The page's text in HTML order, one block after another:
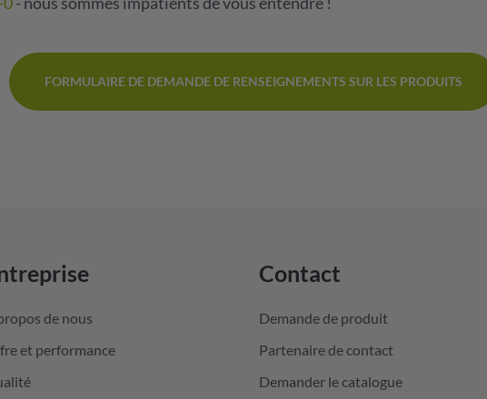
FORMULAIRE DE DEMANDE DE RENSEIGNEMENTS SUR LES PRODUITS
de nous
et performance
Contact
Demande de produit
Partenaire de contact
Demander le catalogue